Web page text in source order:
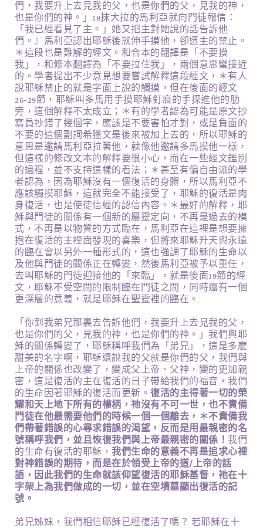
們，我要升上去見我的父，也是你們的父，見我的神，
也是你們的神。」18抹大拉的馬利亞就向門徒報信：
「我已經看見了主。」她又把主對她說的話告訴他
們。』馬利亞認出耶穌後就伸手摸他，卻遭主的禁止。
＊這段也是難解的經文。和合本的翻譯是「不要摸
我」，和修本翻譯為「不要拉住我」，兩個意思蠻接近
的。學者提出不少意見想要嘗試解釋這段經文，＊有人
說耶穌禁止的就是字面上說的觸摸，但在後面的經文
26-29節，耶穌叫多馬用手摸耶穌釘痕的手探進他的肋
旁，這個解釋不太成立；＊有的學者認為可能是原文抄
寫員抄錯了幾個字，應該是不要害怕才對，或是負面的
不要的這個副詞希臘文是後來被加上去的，所以耶穌的
意思是邀請馬利亞拉著他，就像他邀請多馬摸他一樣，
但這樣的修改文本的解釋要很小心，而在一些經文鑑別
的過程，並不支持這樣的看法；＊甚至有偏自由派的學
者認為，因為耶穌沒有一個復活的身體，所以馬利亞不
應該觸摸耶穌，這就完全不能接受了，耶穌的復活是肉
身復活，也是使徒信經的認信內容。＊最好的解釋，耶
穌與門徒的關係有一個新的屬靈定向，不再是過去的模
式，不再是以物質的方式臨在，馬利亞在這裡是想要擁
抱在復活的主裡面發現的喜樂，但將來耶穌升天與永遠
的臨在會以另外一種形式的，這也強調了耶穌的生命以
及他與門徒的關係正在轉變，然後馬利亞被予以重任，
去叫耶穌的門徒迎接他的「來臨」，就是後面19節的經
文，耶穌不受空間的限制臨在門徒之間，同時還有一個
更深層的意義，就是耶穌在聖靈裡的臨在。
「你到我弟兄那裏去告訴他們，我要升上去見我的父，
也是你們的父，見我的神，也是你們的神。」我們與耶
穌的關係轉變了，耶穌稱呼我們為「弟兄」，這是多麽
甜美的名字啊，耶穌還說我的父就是你們的父，我們與
上帝的關係也改變了，變成父上帝、父神，變的更加親
密，這是復活的主在復活的日子帶給我們的福音，我們
的生命因著耶穌的復活而更新。 復活的主得著一切的榮
耀和天上地下所有的權柄，祂沒有不可一世，也不責備
門徒在他最需要他們的時候一個一個離去，＊不責備我
們帶著錯誤的心尋求錯誤的渴望，反而是用最親密的名
號稱呼我們，並且恢復我們與上帝最親密的關係！ 我們
的生命有復活的耶穌， 我們生命的意義不再是追求心裡
對神錯誤的期待，而是在於領受上帝的道/上帝的話
語，因此我們的生命就該仰望復活的耶穌基督，祂在十
字架上為我們做成的一切，並在空墳墓顯出復活的記
號。
弟兄姊妹，我們相信耶穌已經復活了嗎？ 若耶穌在十